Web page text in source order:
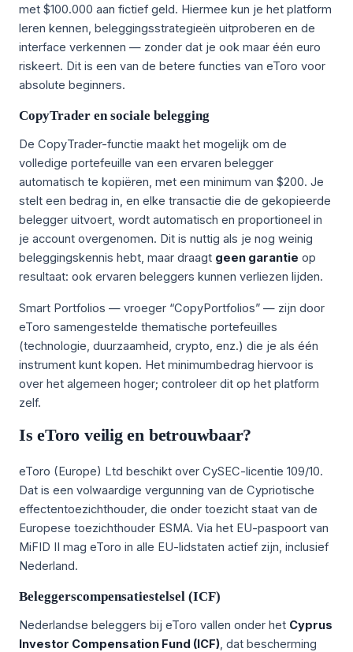
met $100.000 aan fictief geld. Hiermee kun je het platform
leren kennen, beleggingsstrategieën uitproberen en de
interface verkennen — zonder dat je ook maar één euro
riskeert. Dit is een van de betere functies van eToro voor
absolute beginners.
CopyTrader en sociale belegging
De CopyTrader-functie maakt het mogelijk om de
volledige portefeuille van een ervaren belegger
automatisch te kopiëren, met een minimum van $200. Je
stelt een bedrag in, en elke transactie die de gekopieerde
belegger uitvoert, wordt automatisch en proportioneel in
je account overgenomen. Dit is nuttig als je nog weinig
beleggingskennis hebt, maar draagt geen garantie op
resultaat: ook ervaren beleggers kunnen verliezen lijden.
Smart Portfolios — vroeger “CopyPortfolios” — zijn door
eToro samengestelde thematische portefeuilles
(technologie, duurzaamheid, crypto, enz.) die je als één
instrument kunt kopen. Het minimumbedrag hiervoor is
over het algemeen hoger; controleer dit op het platform
zelf.
Is eToro veilig en betrouwbaar?
eToro (Europe) Ltd beschikt over CySEC-licentie 109/10.
Dat is een volwaardige vergunning van de Cypriotische
effectentoezichthouder, die onder toezicht staat van de
Europese toezichthouder ESMA. Via het EU-paspoort van
MiFID II mag eToro in alle EU-lidstaten actief zijn, inclusief
Nederland.
Beleggerscompensatiestelsel (ICF)
Nederlandse beleggers bij eToro vallen onder het Cyprus
Investor Compensation Fund (ICF), dat bescherming